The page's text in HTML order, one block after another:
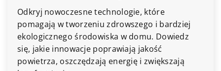
Odkryj nowoczesne technologie, które
pomagają w tworzeniu zdrowszego i bardziej
ekologicznego środowiska w domu. Dowiedz
się, jakie innowacje poprawiają jakość
powietrza, oszczędzają energię i zwiększają